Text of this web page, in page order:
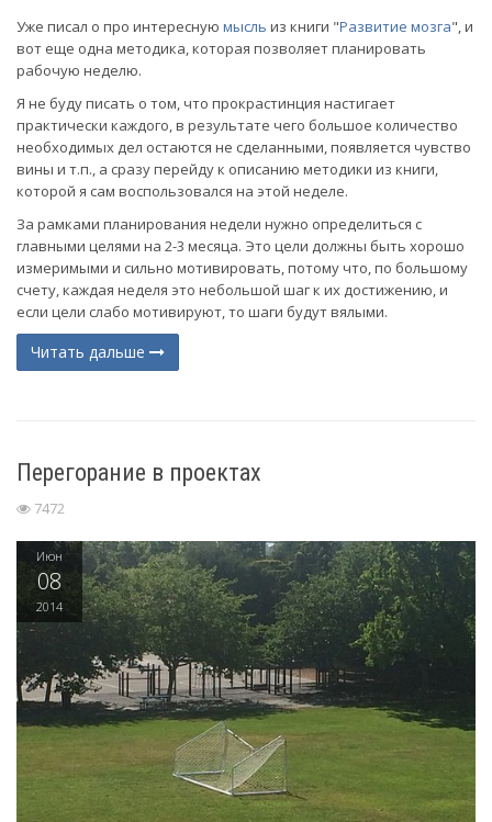
Уже писал о про интересную мысль из книги "Развитие мозга", и
вот еще одна методика, которая позволяет планировать
рабочую неделю.
Я не буду писать о том, что прокрастинция настигает
практически каждого, в результате чего большое количество
необходимых дел остаются не сделанными, появляется чувство
вины и т.п., а сразу перейду к описанию методики из книги,
которой я сам воспользовался на этой неделе.
За рамками планирования недели нужно определиться с
главными целями на 2-3 месяца. Это цели должны быть хорошо
измеримыми и сильно мотивировать, потому что, по большому
счету, каждая неделя это небольшой шаг к их достижению, и
если цели слабо мотивируют, то шаги будут вялыми.
Читать дальше
Перегорание в проектах
7472
Июн
08
2014